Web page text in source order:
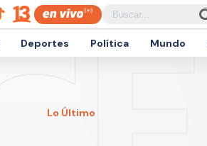
Deportes Política Mundo
Lo Último